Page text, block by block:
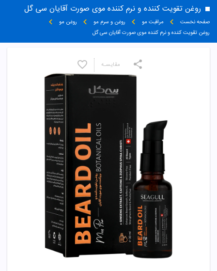
روغن تقویت کننده و نرم کننده موی صورت آقایان سی گل
صفحه نخست مراقبت مو روغن و سرم مو
روغن مو
روغن تقویت کننده و نرم کننده موی صورت آقایان سی گل
مقایسـه